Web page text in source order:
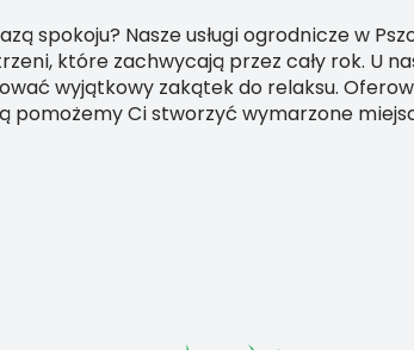
spokoju? Nasze usługi ogrodnicze w
które zachwycają przez cały rok. U
wyjątkowy zakątek do relaksu.
Ci stworzyć wymarzone